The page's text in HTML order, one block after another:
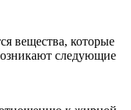
вещества, которые
следующие